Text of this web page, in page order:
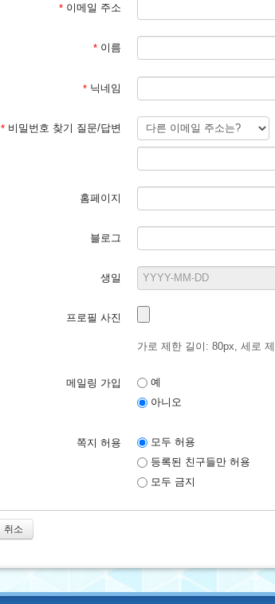
* 이메일 주소
* 이름
* 닉네임
* 비밀번호 찾기 질문/답변
홈페이지
블로그
생일
프로필 사진
가로 제한 길이: 80px, 세로
메일링 가입
예
아니오
쪽지 허용
모두 허용
등록된 친구들만 허용
모두 금지
취소